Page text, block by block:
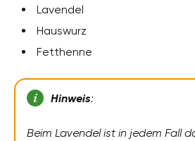
Lavendel
Hauswurz
Fetthenne
Hinweis:
Beim Lavendel ist in jedem Fall